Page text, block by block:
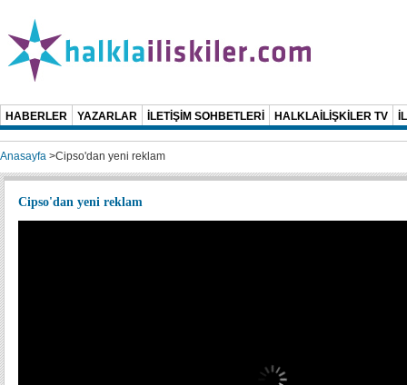
HABERLER YAZARLAR İLETİŞİM SOHBETLERİ HALKLAİLİŞKİLER TV
Anasayfa >Cipso'dan yeni reklam
Cipso'dan yeni reklam